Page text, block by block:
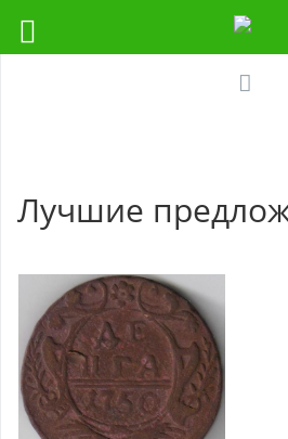
Лучшие